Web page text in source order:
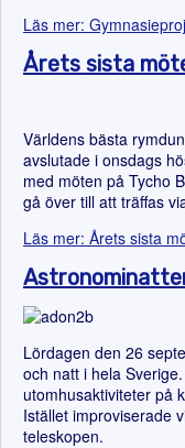
Läs mer:
Årets sista
Världens bästa
avslutade i onsdags
med möten på Tycho
gå över till att träffas
Läs mer: Årets sista
Lördagen den 26
och natt i hela
utomhusaktiviteter på
Istället improviserade
teleskopen.